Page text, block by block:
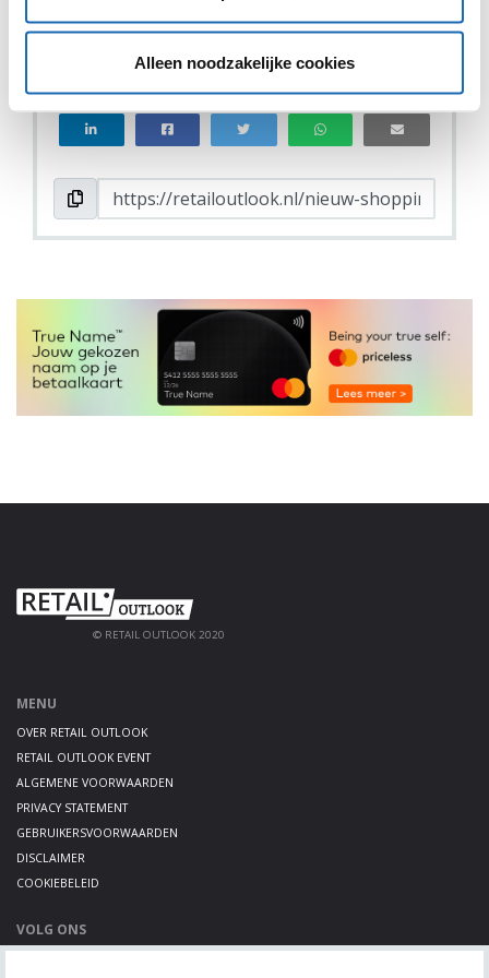
Alleen noodzakelijke cookies
© RETAIL OUTLOOK 2020
MENU
OVER RETAIL OUTLOOK
RETAIL OUTLOOK EVENT
ALGEMENE VOORWAARDEN
PRIVACY STATEMENT
GEBRUIKERSVOORWAARDEN
DISCLAIMER
COOKIEBELEID
VOLG ONS